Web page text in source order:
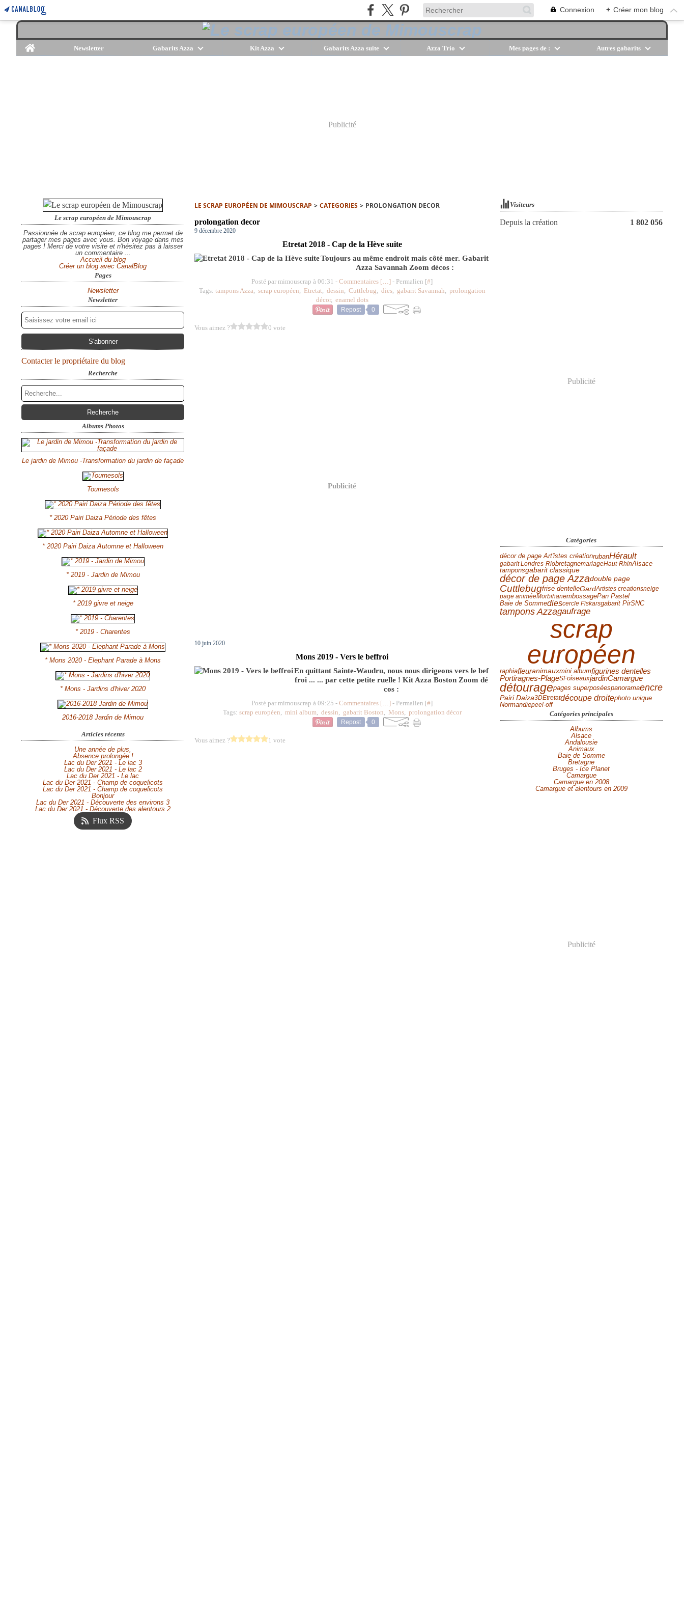
Connexion + Créer mon blog
Home
Newsletter Gabarits Azza Kit Azza Gabarits Azza suite Azza Trio Mes pages de : Autres gabarits
Publicité
Le scrap européen de Mimouscrap
Passionnée de scrap européen, ce blog me permet de
partager mes pages avec vous. Bon voyage dans mes
pages ! Merci de votre visite et n'hésitez pas à laisser
un commentaire ...
Accueil du blog
Créer un blog avec CanalBlog
Pages
Newsletter
Newsletter
Contacter le propriétaire du blog
Recherche
Albums Photos
Le jardin de Mimou -Transformation du jardin de façade
Tournesols
* 2020 Pairi Daiza Période des fêtes
* 2020 Pairi Daiza Automne et Halloween
* 2019 - Jardin de Mimou
* 2019 givre et neige
* 2019 - Charentes
* Mons 2020 - Elephant Parade à Mons
* Mons - Jardins d'hiver 2020
2016-2018 Jardin de Mimou
Articles récents
Une année de plus,
Absence prolongée !
Lac du Der 2021 - Le lac 3
Lac du Der 2021 - Le lac 2
Lac du Der 2021 - Le lac
Lac du Der 2021 - Champ de coquelicots
Lac du Der 2021 - Champ de coquelicots
Bonjour
Lac du Der 2021 - Découverte des environs 3
Lac du Der 2021 - Découverte des alentours 2
Flux RSS
LE SCRAP EUROPÉEN DE MIMOUSCRAP > CATEGORIES > PROLONGATION DECOR
prolongation decor
9 décembre 2020
Etretat 2018 - Cap de la Hève suite
Toujours au même endroit mais côté mer. Gabarit
Azza Savannah Zoom décos :
Posté par mimouscrap à 06:31 - Commentaires […] - Permalien [#]
Tags: tampons Azza, scrap européen, Etretat, dessin, Cuttlebug, dies, gabarit Savannah, prolongation
décor, enamel dots
Repost 0
Vous aimez ? 0 vote
Publicité
10 juin 2020
Mons 2019 - Vers le beffroi
En quittant Sainte-Waudru, nous nous dirigeons vers le bef
froi ... ... par cette petite ruelle ! Kit Azza Boston Zoom dé
cos :
Posté par mimouscrap à 09:25 - Commentaires […] - Permalien [#]
Tags: scrap européen, mini album, dessin, gabarit Boston, Mons, prolongation décor
Repost 0
Vous aimez ? 1 vote
Visiteurs
Depuis la création 1 802 056
Publicité
Catégories
décor de page Art'istes créationrubanHérault
gabarit Londres-RiobretagnemariageHaut-RhinAlsace
tamponsgabarit classique
décor de page Azzadouble page
Cuttlebugfrise dentelleGardArtistes creationsneige
page animéeMorbihanembossagePan Pastel
Baie de Sommediescercle Fiskarsgabarit PirSNC
tampons Azzagaufrage
scrap
européen
raphiafleuranimauxmini albumfigurines dentelles
Portiragnes-PlageSFoiseauxjardinCamargue
détouragepages superposéespanoramaencre
Pairi Daiza3DEtretatdécoupe droitephoto unique
Normandiepeel-off
Catégories principales
Albums
Alsace
Andalousie
Animaux
Baie de Somme
Bretagne
Bruges - Ice Planet
Camargue
Camargue en 2008
Camargue et alentours en 2009
Publicité